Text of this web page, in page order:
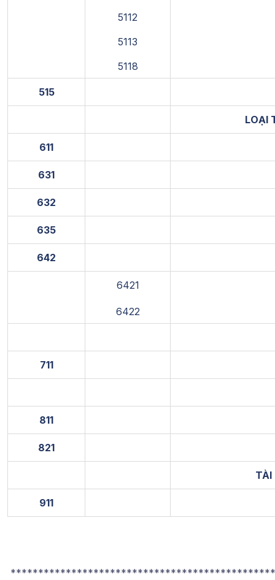
5112
5113
5118
515
LOẠI
611
631
632
635
642
6421
6422
711
811
821
TÀI
911